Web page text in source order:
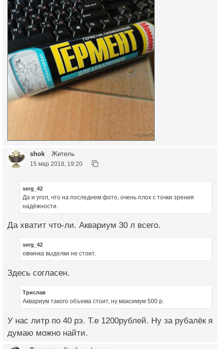
shok Житель
15 мар 2018, 19:20
serg_42
Да и угол, что на последнем фото, очень плох с точки зрения
надёжности.
Да хватит что-ли. Аквариум 30 л всего.
serg_42
овчинка выделки не стоит.
Здесь согласен.
Трислав
Аквариум такого объема стоит, ну максимум 500 р.
У нас литр по 40 рэ. Т.е 1200рублей. Ну за рубалёк я
думаю можно найти.